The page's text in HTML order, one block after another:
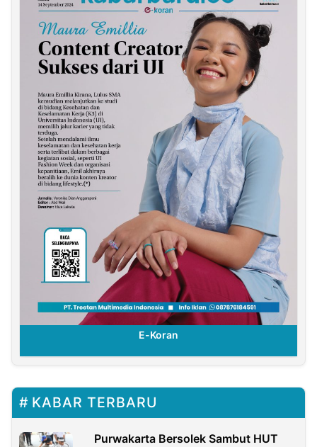
E-Koran
KABAR TERBARU
Purwakarta Bersolek Sambut HUT